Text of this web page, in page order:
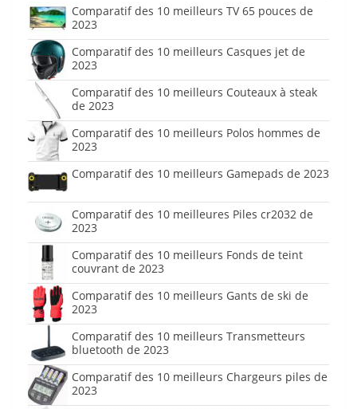
Comparatif des 10 meilleurs TV 65 pouces de
2023
Comparatif des 10 meilleurs Casques jet de
2023
Comparatif des 10 meilleurs Couteaux à steak
de 2023
Comparatif des 10 meilleurs Polos hommes de
2023
Comparatif des 10 meilleurs Gamepads de 2023
Comparatif des 10 meilleures Piles cr2032 de
2023
Comparatif des 10 meilleurs Fonds de teint
couvrant de 2023
Comparatif des 10 meilleurs Gants de ski de
2023
Comparatif des 10 meilleurs Transmetteurs
bluetooth de 2023
Comparatif des 10 meilleurs Chargeurs piles de
2023